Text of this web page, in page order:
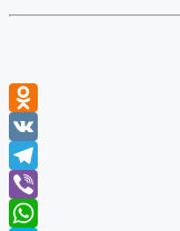
Odnoklassniki
VK
Telegram
Viber